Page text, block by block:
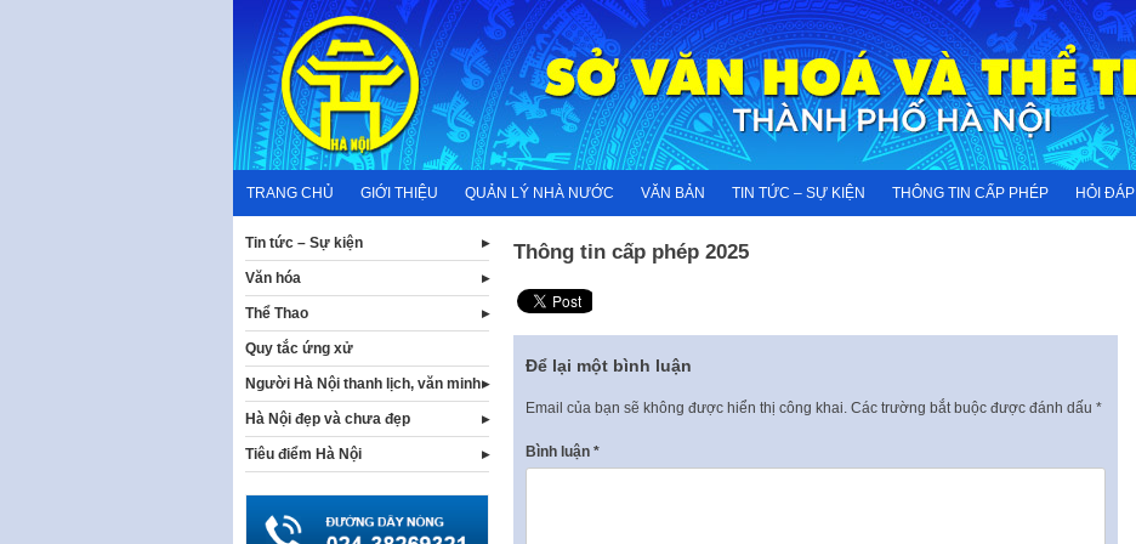
content
TRANG CHỦ GIỚI THIỆU QUẢN LÝ NHÀ NƯỚC VĂN BẢN TIN TỨC – SỰ KIỆN THÔNG TIN CẤP PHÉP HỎI ĐÁP
Thông tin cấp phép 2025
Để lại một bình luận
Email của bạn sẽ không được hiển thị công khai. Các trường bắt buộc được đánh dấu *
Bình luận *
Tin tức – Sự kiện
Văn hóa
Thể Thao
Quy tắc ứng xử
Người Hà Nội thanh lịch, văn minh
Hà Nội đẹp và chưa đẹp
Tiêu điểm Hà Nội